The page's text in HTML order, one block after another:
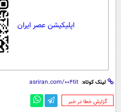
اپلیکیشن عصر ایران
لینک کوتاه:
‌گزارش خطا در خبر